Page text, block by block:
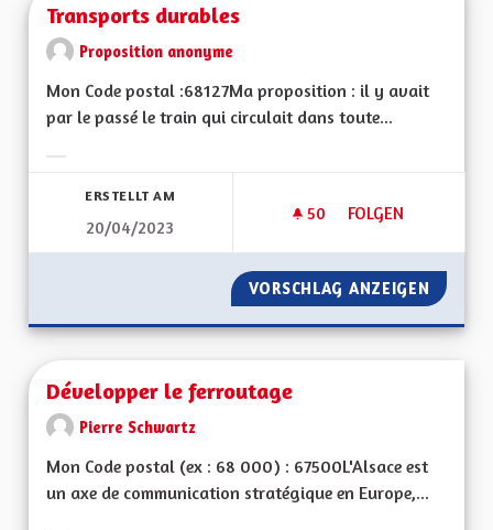
Transports durables
Proposition anonyme
Mon Code postal :68127Ma proposition : il y avait
par le passé le train qui circulait dans toute...
ERSTELLT AM
20/04/2023
50 50 FOLLOWER
FOLGEN
TRANSPORTS
VORSCHLAG ANZEIGEN
Développer le ferroutage
Pierre Schwartz
Mon Code postal (ex : 68 000) : 67500L'Alsace est
un axe de communication stratégique en Europe,...